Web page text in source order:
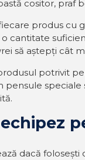
cositor, praf
produs cu
o cantitate
să aștepți cât
potrivit
pensule
dacă